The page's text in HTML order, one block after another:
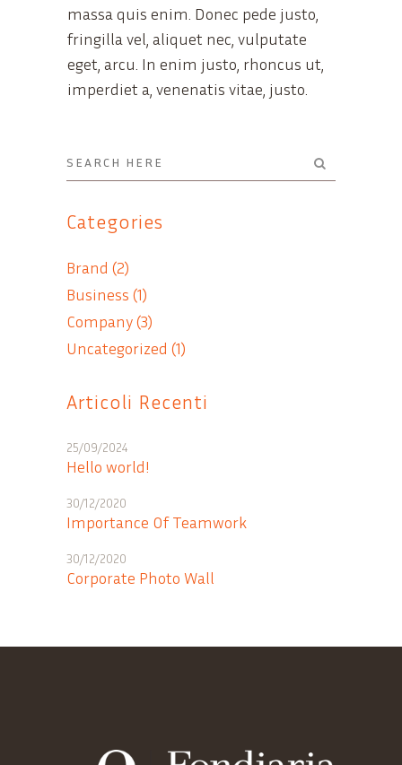
massa quis enim. Donec pede justo,
fringilla vel, aliquet nec, vulputate
eget, arcu. In enim justo, rhoncus ut,
imperdiet a, venenatis vitae, justo.
Categories
Brand (2)
Business (1)
Company(3)
Uncategorized (1)
Articoli Recenti
Hello world!
25/09/2024
Importance Of Teamwork
30/12/2020
Corporate Photo Wall
30/12/2020